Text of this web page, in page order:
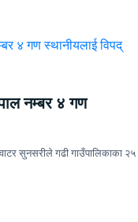
नम्बर ४ गण
सुनसरीले गढी गाउँपालिकाका २५